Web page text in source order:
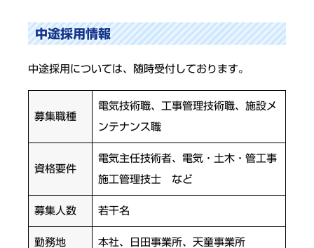
中途採用情報
中途採用については、随時受付しております。
募集職種
電気技術職、工事管理技術職、施設メ
ンテナンス職
資格要件
電気主任技術者、電気・土木・管工事
施工管理技士 など
募集人数 若干名
勤務地 本社、日田事業所、天童事業所